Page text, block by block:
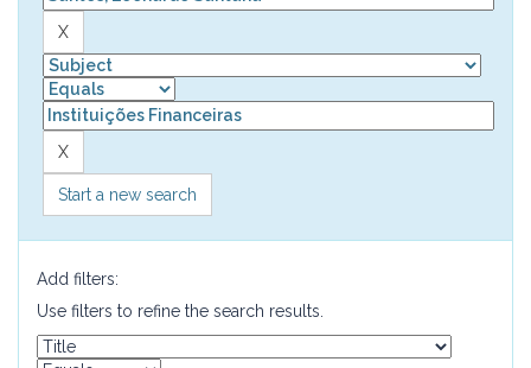
Start a new search
Add filters:
Use filters to refine the search results.